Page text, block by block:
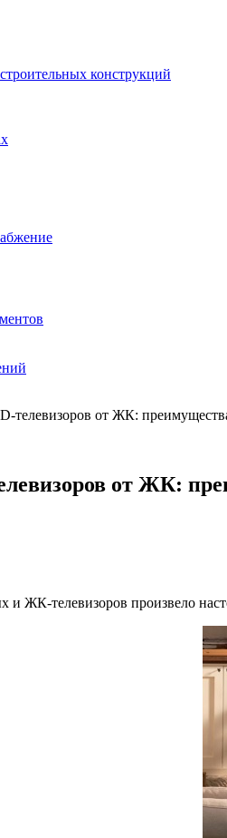
конструкций
телевизоров от ЖК:
от ЖК:
и ЖК-телевизоров произвело